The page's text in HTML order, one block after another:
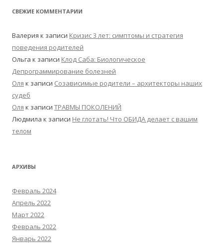
СВЕЖИЕ КОММЕНТАРИИ
Валерия к записи Кризис 3 лет: симптомы и стратегия
поведения родителей
Ольга к записи Клод Саба: Биологическое
Депрограммирование болезней
Оля к записи Созависимые родители – архитекторы наших
судеб
Оля к записи ТРАВМЫ ПОКОЛЕНИЙ
Людмила к записи Не глотать! Что ОБИДА делает с вашим
телом
АРХИВЫ
Февраль 2024
Апрель 2022
Март 2022
Февраль 2022
Январь 2022